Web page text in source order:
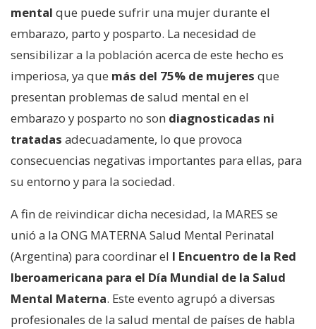
mental que puede sufrir una mujer durante el
embarazo, parto y posparto. La necesidad de
sensibilizar a la población acerca de este hecho es
imperiosa, ya que más del 75% de mujeres que
presentan problemas de salud mental en el
embarazo y posparto no son diagnosticadas ni
tratadas adecuadamente, lo que provoca
consecuencias negativas importantes para ellas, para
su entorno y para la sociedad.
A fin de reivindicar dicha necesidad, la MARES se
unió a la ONG MATERNA Salud Mental Perinatal
(Argentina) para coordinar el I Encuentro de la Red
Iberoamericana para el Día Mundial de la Salud
Mental Materna. Este evento agrupó a diversas
profesionales de la salud mental de países de habla